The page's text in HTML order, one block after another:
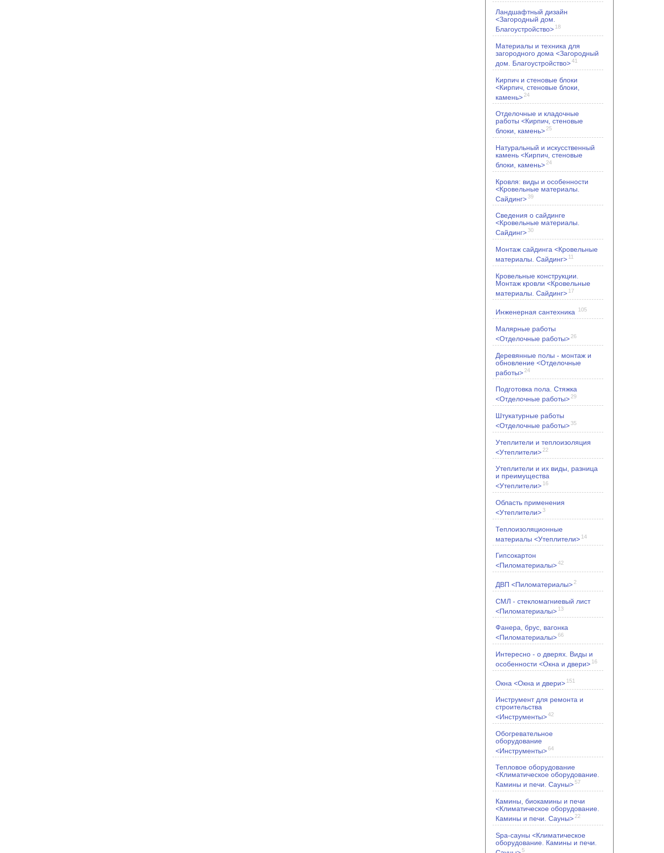
Ландшафтный дизайн
<Загородный дом.
Благоустройство> 18
Материалы и техника для
загородного дома <Загородный
дом. Благоустройство>41
Кирпич и стеновые блоки
<Кирпич, стеновые блоки,
камень> 24
Отделочные и кладочные
работы <Кирпич, стеновые
блоки, камень> 25
Натуральный и искусственный
камень <Кирпич, стеновые
блоки, камень> 24
Кровля: виды и особенности
<Кровельные материалы.
Сайдинг>39
Сведения о сайдинге
<Кровельные материалы.
Сайдинг>30
Монтаж сайдинга <Кровельные
материалы. Сайдинг> 11
Кровельные конструкции.
Монтаж кровли <Кровельные
материалы. Сайдинг> 17
Инженерная сантехника 105
Малярные работы
<Отделочные работы> 26
Деревянные полы - монтаж и
обновление <Отделочные
работы> 24
Подготовка пола. Стяжка
<Отделочные работы> 29
Штукатурные работы
<Отделочные работы>35
Утеплители и теплоизоляция
<Утеплители> 22
Утеплители и их виды, разница
и преимущества
<Утеплители> 16
Область применения
<Утеплители>3
Теплоизоляционные
материалы <Утеплители> 14
Гипсокартон
<Пиломатериалы>42
ДВП <Пиломатериалы> 2
СМЛ - стекломагниевый лист
<Пиломатериалы> 13
Фанера, брус, вагонка
<Пиломатериалы>66
Интересно - о дверях. Виды и
особенности <Окна и двери> 16
Окна <Окна и двери> 151
Инструмент для ремонта и
строительства
<Инструменты>42
Обогревательное
оборудование
<Инструменты>64
Тепловое оборудование
<Климатическое оборудование.
Камины и печи. Сауны>57
Камины, биокамины и печи
<Климатическое оборудование.
Камины и печи. Сауны> 22
Spa-сауны <Климатическое
оборудование. Камины и печи.
5